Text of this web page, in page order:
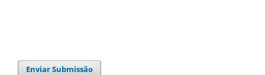
Enviar Submissão